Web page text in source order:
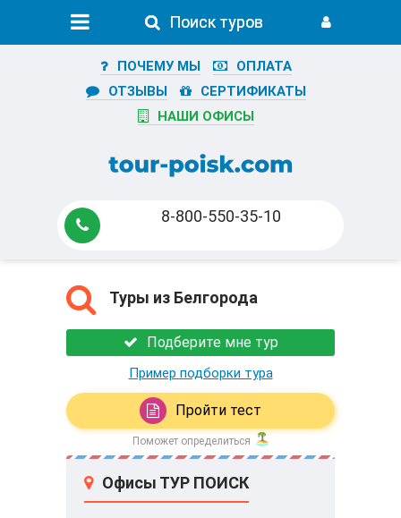
Поиск туров
Поиск туров
ПОЧЕМУ МЫ
ОПЛАТА
ОТЗЫВЫ
СЕРТИФИКАТЫ
НАШИ ОФИСЫ
8-800-550-35-10
Туры из Белгорода
Подберите мне тур
Пример подборки тура
Пройти тест
Поможет определиться
Офисы ТУР ПОИСК